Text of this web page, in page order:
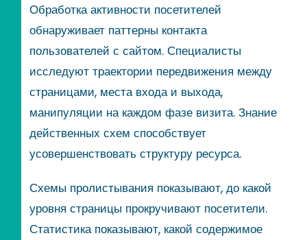
Обработка активности посетителей
обнаруживает паттерны контакта
пользователей с сайтом. Специалисты
исследуют траектории передвижения между
страницами, места входа и выхода,
манипуляции на каждом фазе визита. Знание
действенных схем способствует
усовершенствовать структуру ресурса.
Схемы пролистывания показывают, до какой
уровня страницы прокручивают посетители.
Статистика показывают, какой содержимое